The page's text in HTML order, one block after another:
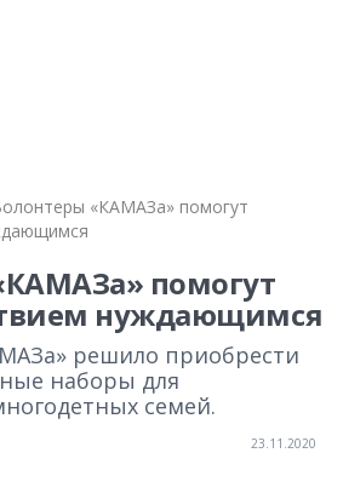
«КАМАЗа» помогут
помогут
нуждающимся
решило приобрести
наборы для
семей.
23.11.2020